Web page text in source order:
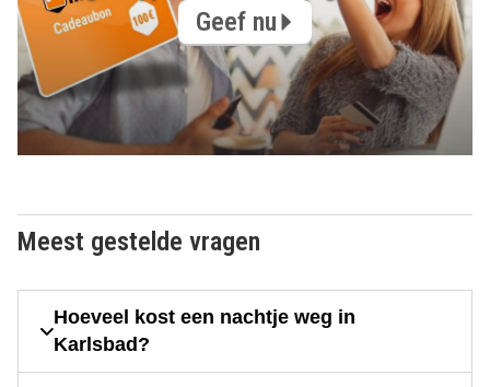
Geef nu
Meest gestelde vragen
Hoeveel kost een nachtje weg in
Karlsbad?